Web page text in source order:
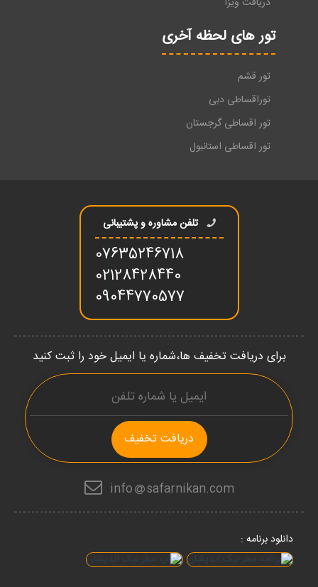
تور های لحظه آخری
تور قشم
توراقساطی دبی
تور اقساطی گرجستان
تور اقساطی استانبول
تلفن مشاوره و پشتیبانی
07635246718
02128428440
09044770577
برای دریافت تخفیف ها،شماره یا ایمیل خود را ثبت کنید
دریافت تخفیف
info safarnikan.com
دانلود برنامه :